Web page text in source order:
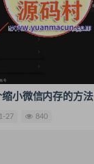
小微信内存的方法
27 840